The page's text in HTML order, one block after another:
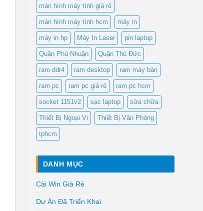
màn hình máy tính giá rẻ
màn hình máy tính hcm máy in
máy in hp Máy In Laser pin laptop
Quận Phú Nhuận Quận Thủ Đức
ram ddr4 ram desktop ram máy bàn
ram pc ram pc giá rẻ ram pc hcm
socket 1151v2 sạc laptop sửa chữa
Thiết Bị Ngoại Vi Thiết Bị Văn Phòng
tphcm
DANH MỤC
Cài Win Giá Rẻ
Dự Án Đã Triển Khai